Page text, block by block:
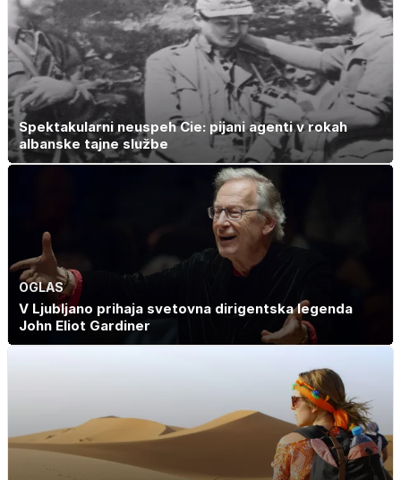
Spektakularni neuspeh Cie: pijani agenti v rokah
albanske tajne službe
OGLAS
V Ljubljano prihaja svetovna dirigentska legenda
John Eliot Gardiner